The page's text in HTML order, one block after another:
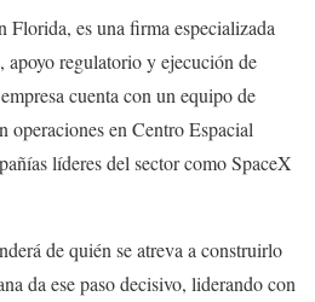
es una firma especializada
apoyo regulatorio y ejecución de
cuenta con un equipo de
operaciones en Centro Espacial
líderes del sector como SpaceX
de quién se atreva a construirlo
da ese paso decisivo, liderando con